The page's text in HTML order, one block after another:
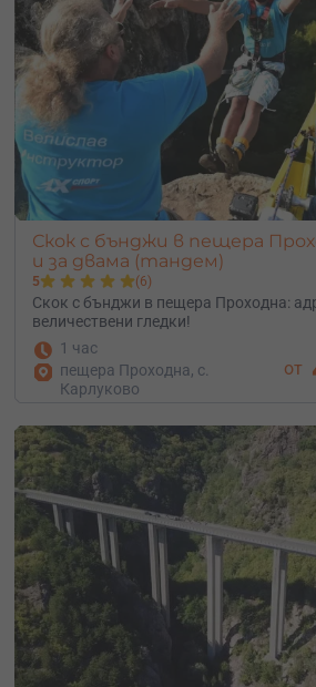
Скок с бънджи в пещера
и за двама (тандем)
5 (6)
Скок с бънджи в пещера Проходна:
величествени гледки!
1 час
пещера Проходна, с.
Карлуково
от